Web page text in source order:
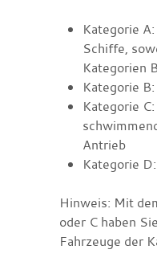
Kategorie
Schiffe,
Kategorien
Kategorie
Kategorie
Antrieb
Kategorie
Hinweis: Mit
oder C haben
Fahrzeuge der